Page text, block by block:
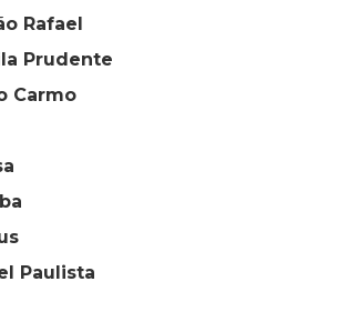
Rafael
Prudente
Carmo
Paulista